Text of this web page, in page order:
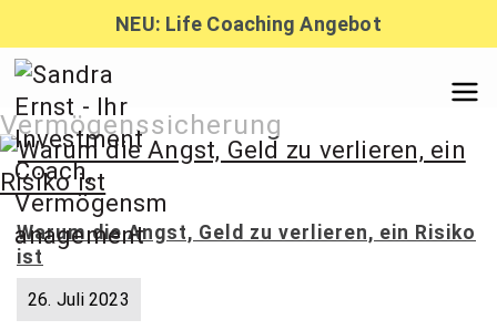
Inhalt
springen
NEU: Life Coaching Angebot
Sandra
Ernst –
Vermögenssicherung
Warum die Angst, Geld zu verlieren, ein Risiko
ist
26. Juli 2023